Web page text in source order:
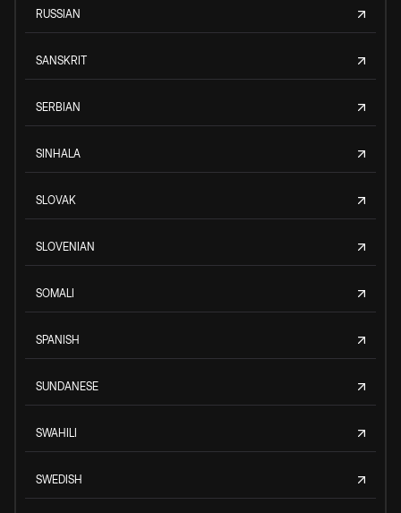
RUSSIAN
SANSKRIT
SERBIAN
SINHALA
SLOVAK
SLOVENIAN
SOMALI
SPANISH
SUNDANESE
SWAHILI
SWEDISH